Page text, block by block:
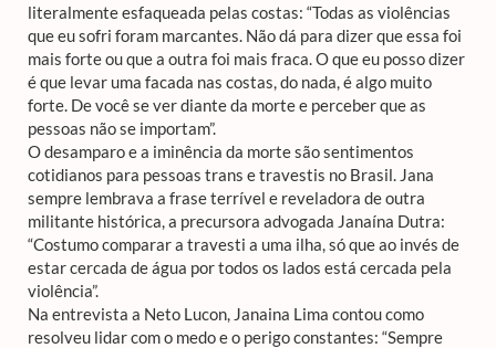
literalmente esfaqueada pelas costas: “Todas as violências
que eu sofri foram marcantes. Não dá para dizer que essa foi
mais forte ou que a outra foi mais fraca. O que eu posso dizer
é que levar uma facada nas costas, do nada, é algo muito
forte. De você se ver diante da morte e perceber que as
pessoas não se importam”.
O desamparo e a iminência da morte são sentimentos
cotidianos para pessoas trans e travestis no Brasil. Jana
sempre lembrava a frase terrível e reveladora de outra
militante histórica, a precursora advogada Janaína Dutra:
“Costumo comparar a travesti a uma ilha, só que ao invés de
estar cercada de água por todos os lados está cercada pela
violência”.
Na entrevista a Neto Lucon, Janaina Lima contou como
resolveu lidar com o medo e o perigo constantes: “Sempre